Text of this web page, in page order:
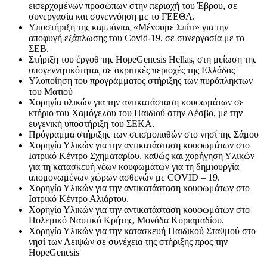
εισερχομένων προσώπων στην περιοχή του Έβρου, σε
συνεργασία και συνεννόηση με το ΓΕΕΘΑ.
Υποστήριξη της καμπάνιας «Μένουμε Σπίτι» για την
αποφυγή εξάπλωσης του Covid-19, σε συνεργασία με το
ΣΕΒ.
Στήριξη του έργοθ της HopeGenesis Hellas, στη μείωση της
υπογεννητικότητας σε ακριτικές περιοχές της Ελλάδας
Υλοποίηση του προγράμματος στήριξης των πυρόπληκτων
του Ματιού
Χορηγία υλικών για την αντικατάσταση κουφωμάτων σε
κτήριο του Χαμόγελου του Παιδιού στην Λέσβο, με την
ευγενική υποστήριξη του ΣΕΚΑ.
Πρόγραμμα στήριξης των σεισμοπαθών στο νησί της Σάμου
Χορηγία Υλικών για την αντικατάσταση κουφωμάτων στο
Ιατρικό Κέντρο Σχηματαρίου, καθώς και χορήγηση Υλικών
για τη κατασκευή νέων κουφωμάτων για τη δημιουργία
απομονωμένων χώρων ασθενών με COVID – 19.
Χορηγία Υλικών για την αντικατάσταση κουφωμάτων στο
Ιατρικό Κέντρο Αλιάρτου.
Χορηγία Υλικών για την αντικατάσταση κουφωμάτων στο
Πολεμικό Ναυτικό Κρήτης, Μονάδα Κυριαμαδίου.
Χορηγία Υλικών για την κατασκευή Παιδικού Σταθμού στο
νησί των Λειψών σε συνέχεια της στήριξης προς την
HopeGenesis